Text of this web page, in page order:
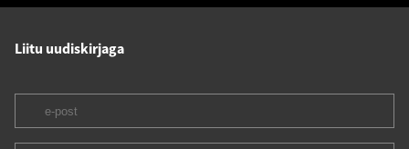
Liitu uudiskirjaga